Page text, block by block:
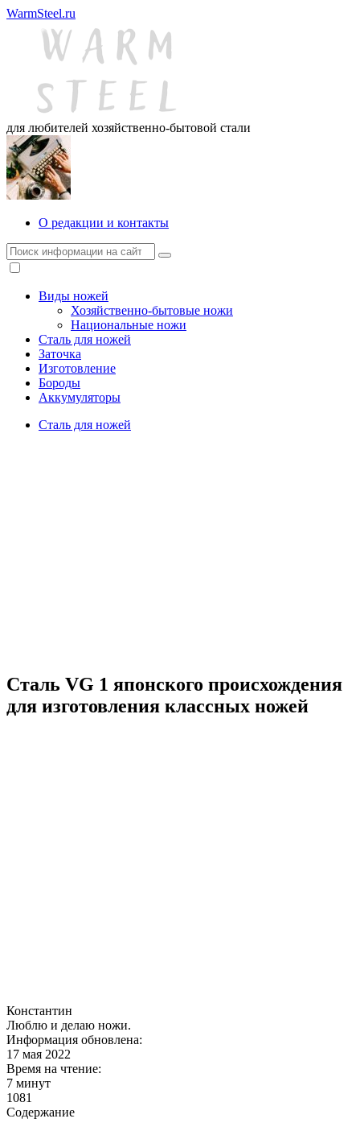
WarmSteel.ru
для любителей хозяйственно-бытовой стали
О редакции и контакты
Виды ножей
Хозяйственно-бытовые ножи
Национальные ножи
Сталь для ножей
Заточка
Изготовление
Бороды
Аккумуляторы
Сталь для ножей
Сталь VG 1 японского происхождения
для изготовления классных ножей
Константин
Люблю и делаю ножи.
Информация обновлена:
17 мая 2022
Время на чтение:
7 минут
1081
Содержание